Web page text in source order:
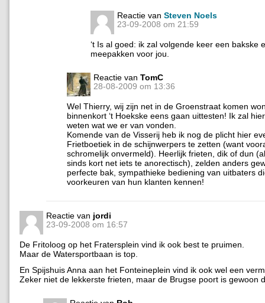
Reactie van Steven Noels
23-09-2008 om 21:59
‘t Is al goed: ik zal volgende keer een bakske
meepakken voor jou.
Reactie van TomC
28-08-2009 om 13:36
Wel Thierry, wij zijn net in de Groenstraat komen
binnenkort ‘t Hoekske eens gaan uittesten! Ik zal
weten wat we er van vonden.
Komende van de Visserij heb ik nog de plicht hier
Frietboetiek in de schijnwerpers te zetten (want
schromelijk onvermeld). Heerlijk frieten, dik of dun
sinds kort net iets te anorectisch), zelden anders
perfecte bak, sympathieke bediening van uitbaters
voorkeuren van hun klanten kennen!
Reactie van jordi
23-09-2008 om 16:57
De Fritoloog op het Fratersplein vind ik ook best te pruimen.
Maar de Watersportbaan is top.
En Spijshuis Anna aan het Fonteineplein vind ik ook wel een
Zeker niet de lekkerste frieten, maar de Brugse poort is gewoon